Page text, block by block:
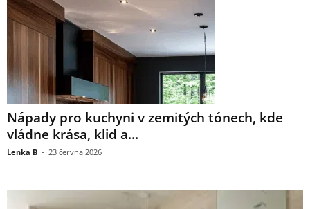
Nápady pro kuchyni v zemitých tónech, kde
vládne krása, klid a...
Lenka B - 23 června 2026